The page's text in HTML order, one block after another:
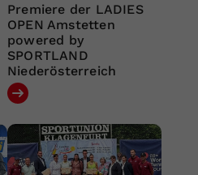
Premiere der LADIES
OPEN Amstetten
powered by
SPORTLAND
Niederösterreich